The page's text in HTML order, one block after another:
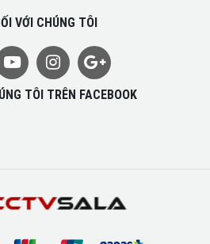
VỚI CHÚNG TÔI
TÔI TRÊN FACEBOOK